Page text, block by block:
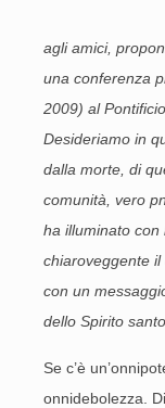
agli amici,
una conferenza
2009) al
Desideriamo in
dalla morte, di
comunità, vero
ha illuminato con
chiaroveggente il
con un
dello Spirito
Se c’è
onnidebolezza.